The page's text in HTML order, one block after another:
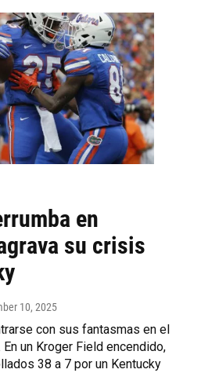
en
su crisis
10, 2025
con sus fantasmas en el
un Kroger Field encendido,
38 a 7 por un Kentucky